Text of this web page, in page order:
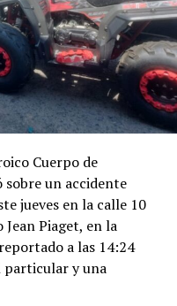
Cuerpo de
un accidente
jueves en la calle 10
Piaget, en la
a las 14:24
particular y una